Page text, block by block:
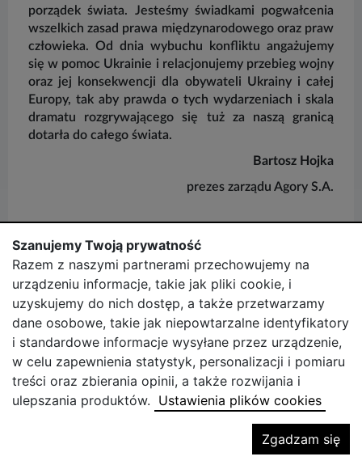
porządek świata. Jesteśmy świadkami pogwałcenia
wszelkich zasad prawa międzynarodowego oraz praw
człowieka. Od dnia wybuchu konfliktu angażujemy
się w pomoc Ukrainie i relacjonujemy przebieg wojny
oraz jej konsekwencji dla obywateli Ukrainy i całej
Europy, tak aby prawda o tych wydarzeniach i skala
dramatu rozgrywającego się tuż za naszą granicą
dotarła do całego świata.
Bartosz Hojka
prezes zarządu Agory S.A.
Zobacz również:
Zrównoważony rozwój w Agorze
Powrót na górę
Szanujemy Twoją prywatność
Razem z naszymi partnerami przechowujemy na
urządzeniu informacje, takie jak pliki cookie, i
uzyskujemy do nich dostęp, a także przetwarzamy
dane osobowe, takie jak niepowtarzalne identyfikatory
i standardowe informacje wysyłane przez urządzenie,
w celu zapewnienia statystyk, personalizacji i pomiaru
treści oraz zbierania opinii, a także rozwijania i
ulepszania produktów. Ustawienia plików cookies
Zgadzam się